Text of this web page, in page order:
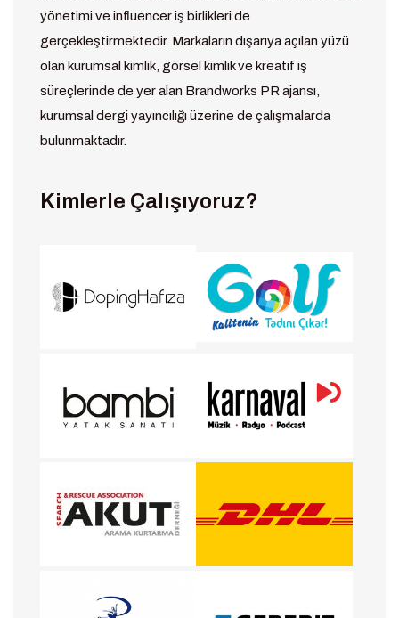
yönetimi ve influencer iş birlikleri de
gerçekleştirmektedir. Markaların dışarıya açılan yüzü
olan kurumsal kimlik, görsel kimlik ve kreatif iş
süreçlerinde de yer alan Brandworks PR ajansı,
kurumsal dergi yayıncılığı üzerine de çalışmalarda
bulunmaktadır.
Kimlerle Çalışıyoruz?